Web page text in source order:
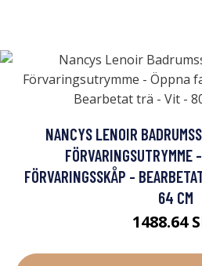
NANCYS LENOIR
FÖRVARINGSUTRYMME
FÖRVARINGSSKÅP -
64 CM
1488.64